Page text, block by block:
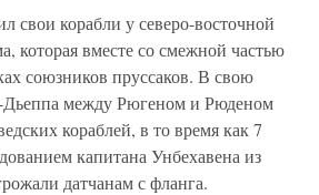
свои корабли у северо-восточной
которая вместе со смежной частью
союзников пруссаков. В свою
Дьеппа между Рюгеном и Рюденом
кораблей, в то время как 7
капитана Унбехавена из
датчанам с фланга.